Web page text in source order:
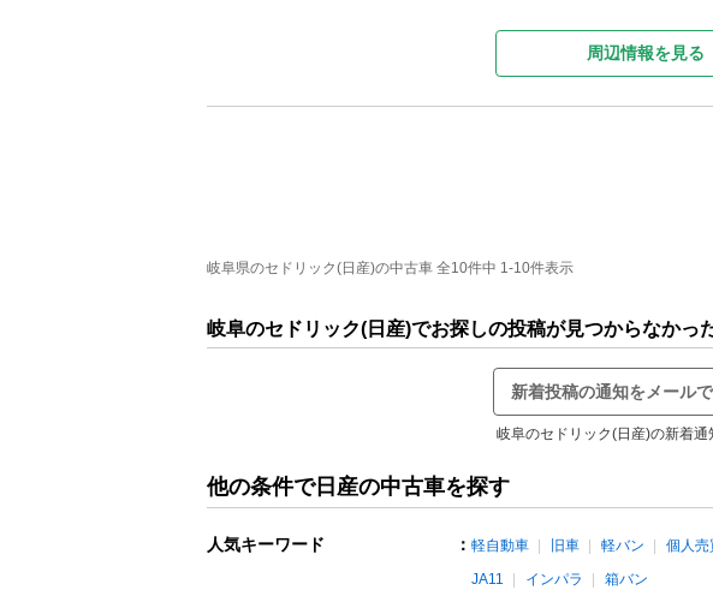
周辺情報を見る
岐阜県のセドリック(日産)の中古車 全10件中 1-10件表示
岐阜のセドリック(日産)でお探しの投稿が見つからなかっ
新着投稿の通知をメール
岐阜のセドリック(日産)の新着通
他の条件で日産の中古車を探す
人気キーワード ： 軽自動車 旧車 軽バン 個人売
JA11
インパラ 箱バン